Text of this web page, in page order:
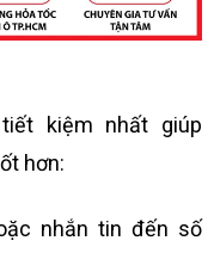
kiệm nhất giúp
hơn:
nhắn tin đến số